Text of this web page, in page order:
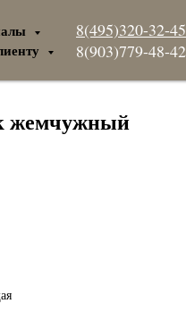
8(495)320-32-45
8(903)779-48-42
жемчужный